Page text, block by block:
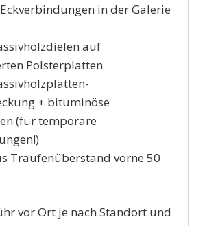
in der Galerie
auf
Polsterplatten
+ bituminöse
(für temporäre
Traufenüberstand vorne 50
vor Ort je nach Standort und